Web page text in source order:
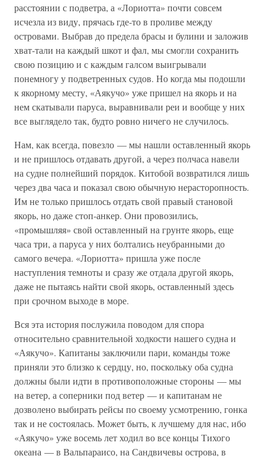
расстоянии с подветра, а «Лориотта» почти совсем
исчезла из виду, прячась где-то в проливе между
островами. Выбрав до предела брасы и булини и заложив
хват-тали на каждый шкот и фал, мы смогли сохранить
свою позицию и с каждым галсом выигрывали
понемногу у подветренных судов. Но когда мы подошли
к якорному месту, «Аякучо» уже пришел на якорь и на
нем скатывали паруса, выравнивали реи и вообще у них
все выглядело так, будто ровно ничего не случилось.
Нам, как всегда, повезло — мы нашли оставленный якорь
и не пришлось отдавать другой, а через полчаса навели
на судне полнейший порядок. Китобой возвратился лишь
через два часа и показал свою обычную нерасторопность.
Им не только пришлось отдать свой правый становой
якорь, но даже стоп-анкер. Они провозились,
«промышляя» свой оставленный на грунте якорь, еще
часа три, а паруса у них болтались неубранными до
самого вечера. «Лориотта» пришла уже после
наступления темноты и сразу же отдала другой якорь,
даже не пытаясь найти свой якорь, оставленный здесь
при срочном выходе в море.
Вся эта история послужила поводом для спора
относительно сравнительной ходкости нашего судна и
«Аякучо». Капитаны заключили пари, команды тоже
приняли это близко к сердцу, но, поскольку оба судна
должны были идти в противоположные стороны — мы
на ветер, а соперники под ветер — и капитанам не
дозволено выбирать рейсы по своему усмотрению, гонка
так и не состоялась. Может быть, к лучшему для нас, ибо
«Аякучо» уже восемь лет ходил во все концы Тихого
океана — в Вальпараисо, на Сандвичевы острова, в